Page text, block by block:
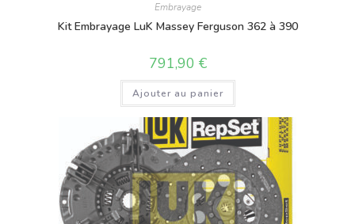
Embrayage
Kit Embrayage LuK Massey Ferguson 362 à 390
791,90 €
Ajouter au panier